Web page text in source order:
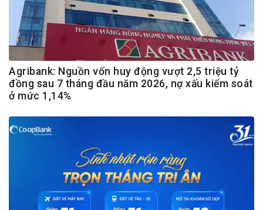
Agribank: Nguồn vốn huy động vượt 2,5 triệu tỷ
đồng sau 7 tháng đầu năm 2026, nợ xấu kiểm soát
ở mức 1,14%